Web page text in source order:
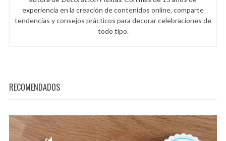
experiencia en la creación de contenidos online, comparte
tendencias y consejos prácticos para decorar celebraciones de
todo tipo.
RECOMENDADOS